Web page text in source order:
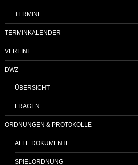
TERMINE
TERMINKALENDER
VEREINE
DWZ
ÜBERSICHT
FRAGEN
ORDNUNGEN & PROTOKOLLE
ALLE DOKUMENTE
SPIELORDNUNG